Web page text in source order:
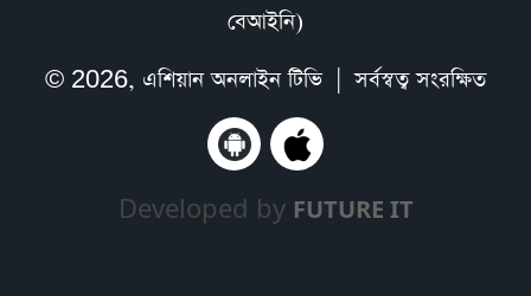
বেআইনি)
© 2026, এশিয়ান অনলাইন টিভি| সর্বস্বত্ব সংরক্ষিত
Developed by FUTURE IT